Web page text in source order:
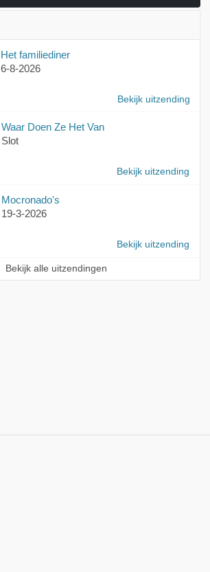
Het familiediner
6-8-2026
Bekijk uitzending
Waar Doen Ze Het Van
Slot
Bekijk uitzending
Mocronado's
19-3-2026
Bekijk uitzending
Bekijk alle uitzendingen